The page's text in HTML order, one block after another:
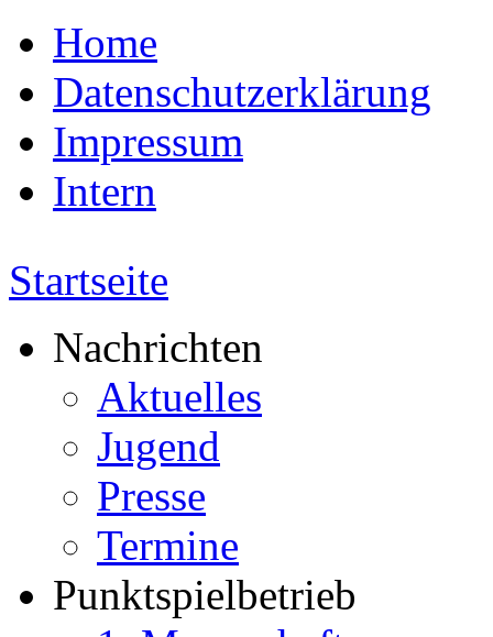
Home
Datenschutzerklärung
Impressum
Intern
Startseite
Nachrichten
Aktuelles
Jugend
Presse
Termine
Punktspielbetrieb